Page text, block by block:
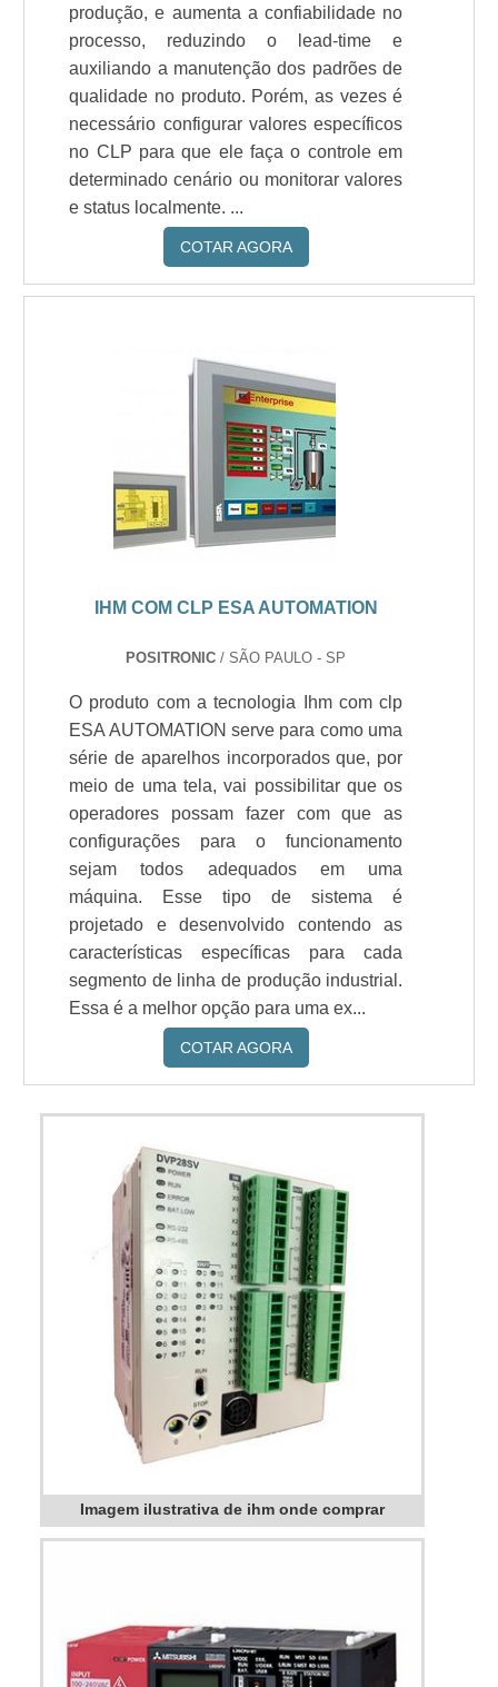
produção, e aumenta a confiabilidade no
processo, reduzindo o lead-time e
auxiliando a manutenção dos padrões de
qualidade no produto. Porém, as vezes é
necessário configurar valores específicos
no CLP para que ele faça o controle em
determinado cenário ou monitorar valores
e status localmente. ...
COTAR AGORA
IHM COM CLP ESA AUTOMATION
POSITRONIC/ SÃO PAULO - SP
O produto com a tecnologia Ihm com clp
ESA AUTOMATION serve para como uma
série de aparelhos incorporados que, por
meio de uma tela, vai possibilitar que os
operadores possam fazer com que as
configurações para o funcionamento
sejam todos adequados em uma
máquina. Esse tipo de sistema é
projetado e desenvolvido contendo as
características específicas para cada
segmento de linha de produção industrial.
Essa é a melhor opção para uma ex...
COTAR AGORA
Imagem ilustrativa de ihm onde comprar